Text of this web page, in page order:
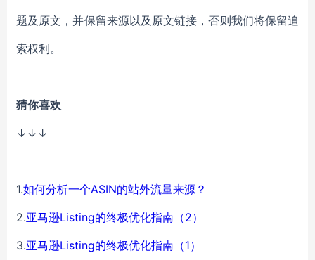
题及原文，并保留来源以及原文链接，否则我们将保留追
索权利。
猜你喜欢
↓↓↓
1.如何分析一个ASIN的站外流量来源？
2.亚马逊Listing的终极优化指南（2）
3.亚马逊Listing的终极优化指南（1）